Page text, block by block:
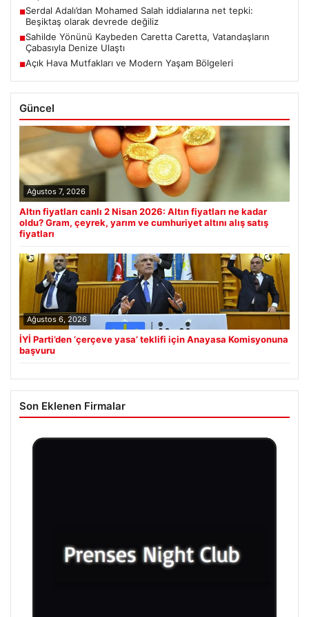
■Serdal Adalı’dan Mohamed Salah iddialarına net tepki:
Beşiktaş olarak devrede değiliz
■Sahilde Yönünü Kaybeden Caretta Caretta, Vatandaşların
Çabasıyla Denize Ulaştı
■Açık Hava Mutfakları ve Modern Yaşam Bölgeleri
Güncel
Ağustos 7, 2026
Altın fiyatları canlı 2 Nisan 2026: Altın fiyatları ne kadar
oldu? Gram, çeyrek, yarım ve cumhuriyet altını alış satış
fiyatları
Ağustos 6, 2026
İYİ Parti’den ‘çerçeve yasa’ teklifi için Anayasa Komisyonuna
başvuru
Son Eklenen Firmalar